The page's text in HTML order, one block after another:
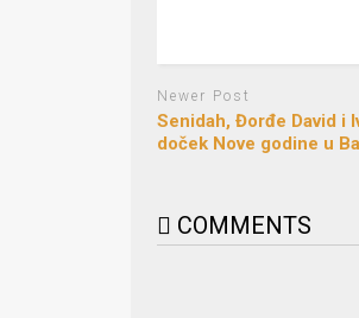
Newer Post
Senidah, Đorđe David i
doček Nove godine u
COMMENTS